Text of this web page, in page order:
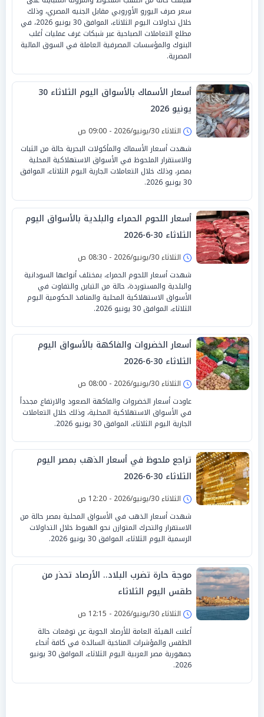
سعر صرف اليورو الأوروبي مقابل الجنيه المصري، وذلك
خلال تداولات اليوم الثلاثاء، الموافق 30 يونيو 2026، في
مطلع التعاملات الصباحية عبر شبكات غرف عمليات أغلب
البنوك والمؤسسات المصرفية العاملة في السوق المالية
المصرية.
أسعار الأسماك بالأسواق اليوم الثلاثاء 30
يونيو 2026
الثلاثاء 30/يونيو/2026 - 09:00 ص
شهدت أسعار الأسماك والمأكولات البحرية حالة من الثبات
والاستقرار الملحوظ في الأسواق الاستهلاكية المحلية
بمصر، وذلك خلال التعاملات الجارية اليوم الثلاثاء، الموافق
30 يونيو 2026.
أسعار اللحوم الحمراء والبلدية بالأسواق اليوم
الثلاثاء 30-6-2026
الثلاثاء 30/يونيو/2026 - 08:30 ص
شهدت أسعار اللحوم الحمراء، بمختلف أنواعها السودانية
والبلدية والمستوردة، حالة من التباين والتفاوت في
الأسواق الاستهلاكية المحلية والمنافذ الحكومية اليوم
الثلاثاء، الموافق 30 يونيو 2026.
أسعار الخضروات والفاكهة بالأسواق اليوم
الثلاثاء 30-6-2026
الثلاثاء 30/يونيو/2026 - 08:00 ص
عاودت أسعار الخضروات والفاكهة الصعود والارتفاع مجدداً
في الأسواق الاستهلاكية المحلية، وذلك خلال التعاملات
الجارية اليوم الثلاثاء، الموافق 30 يونيو 2026.
تراجع ملحوظ في أسعار الذهب بمصر اليوم
الثلاثاء 30-6-2026
الثلاثاء 30/يونيو/2026 - 12:20 ص
شهدت أسعار الذهب في الأسواق المحلية بمصر حالة من
الاستقرار والتحرك المتوازن نحو الهبوط خلال التداولات
الرسمية اليوم الثلاثاء، الموافق 30 يونيو 2026.
موجة حارة تضرب البلاد.. الأرصاد تحذر من
طقس اليوم الثلاثاء
الثلاثاء 30/يونيو/2026 - 12:15 ص
أعلنت الهيئة العامة للأرصاد الجوية عن توقعات حالة
الطقس والمؤشرات المناخية السائدة في كافة أنحاء
جمهورية مصر العربية اليوم الثلاثاء، الموافق 30 يونيو
2026.